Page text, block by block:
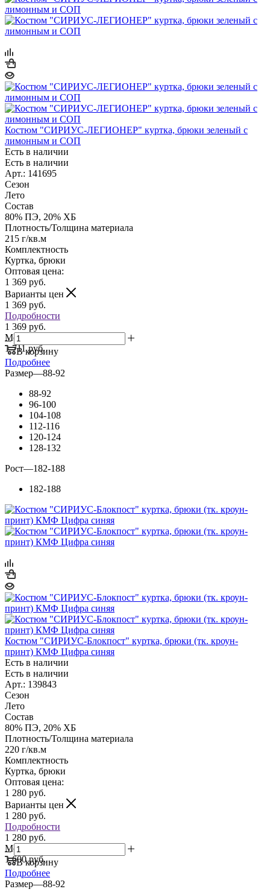
Костюм "СИРИУС-ЛЕГИОНЕР" куртка, брюки зеленый с
лимонным и СОП
Есть в наличии
Есть в наличии
Арт.: 141695
Сезон
Лето
Состав
80% ПЭ, 20% ХБ
Плотность/Толщина материала
215 г/кв.м
Комплектность
Куртка, брюки
Оптовая цена:
1 369 руб.
Варианты цен
1 369 руб.
Подробности
1 369 руб.
Мелкий опт:
1 711 руб.
В корзину
Подробнее
Размер—88-92
88-92
96-100
104-108
112-116
120-124
128-132
Рост—182-188
182-188
Костюм "СИРИУС-Блокпост" куртка, брюки (тк. кроун-
принт) КМФ Цифра синяя
Есть в наличии
Есть в наличии
Арт.: 139843
Сезон
Лето
Состав
80% ПЭ, 20% ХБ
Плотность/Толщина материала
220 г/кв.м
Комплектность
Куртка, брюки
Оптовая цена:
1 280 руб.
Варианты цен
1 280 руб.
Подробности
1 280 руб.
Мелкий опт:
1 600 руб.
В корзину
Подробнее
Размер—88-92